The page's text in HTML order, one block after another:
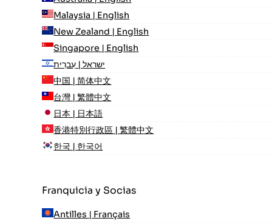
Malaysia | English
New Zealand | English
Singapore | English
ישראל | עִברִית
中国 | 简体中文
台灣 | 繁體中文
日本 | 日本語
香港特別行政區 | 繁體中文
한국 | 한국어
Franquicia y Socias
Antilles | Français